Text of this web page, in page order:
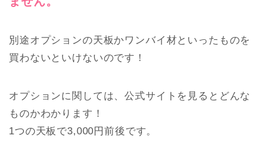
別途オプションの天板かワンバイ材といったものを
買わないといけないのです！
オプションに関しては、公式サイトを見るとどんな
ものかわかります！
1つの天板で3,000円前後です。